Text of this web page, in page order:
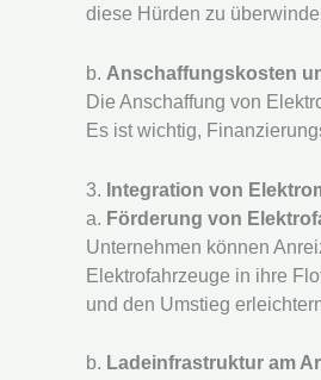
diese Hürden zu
b. Anschaffungskosten
Die Anschaffung von
Es ist wichtig,
3. Integration von
a. Förderung von
Unternehmen können
Elektrofahrzeuge in ihre
und den Umstieg
b. Ladeinfrastruktur am